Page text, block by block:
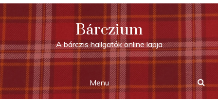
Skip
to
content
Bárczium
A bárczis hallgatók online lapja
Menu